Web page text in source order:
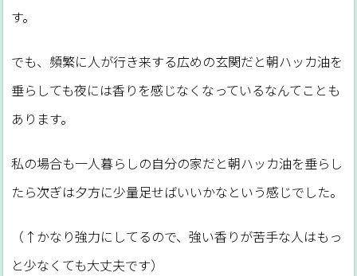
す。
でも、頻繁に人が行き来する広めの玄関だと朝ハッカ油を
垂らしても夜には香りを感じなくなっているなんてことも
あります。
私の場合も一人暮らしの自分の家だと朝ハッカ油を垂らし
たら次ぎは夕方に少量足せばいいかなという感じでした。
（↑かなり強力にしてるので、強い香りが苦手な人はもっ
と少なくても大丈夫です）